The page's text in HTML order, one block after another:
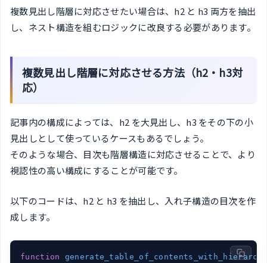
複数見出し階層に対応させたい場合は、h2 と h3 両方を抽出
し、ネスト構造を組むロジックに改良する必要があります。
複数見出し階層に対応させる方法（h2・h3対
応）
記事内の構成によっては、h2 を大見出し、h3 をその下の小
見出しとして使っているケースもあるでしょう。
そのような場合、目次も階層構造に対応させることで、より
視認性の高い構成にすることが可能です。
以下のコードは、h2 と h3 を抽出し、入れ子構造の目次を作
成します。
function